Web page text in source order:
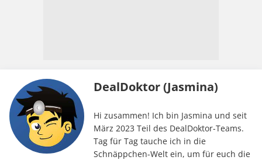
DealDoktor (Jasmina)
Hi zusammen! Ich bin Jasmina und seit
März 2023 Teil des DealDoktor-Teams.
Tag für Tag tauche ich in die
Schnäppchen-Welt ein, um für euch die